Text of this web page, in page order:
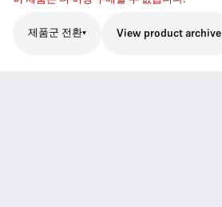
제품군 전환 View product archive